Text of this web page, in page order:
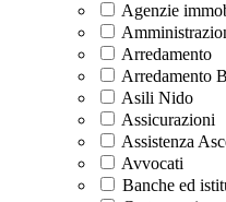
Agenzie
Arredamento
Arredamento
Asili Nido
Assicurazioni
Assistenza
Avvocati
Banche ed